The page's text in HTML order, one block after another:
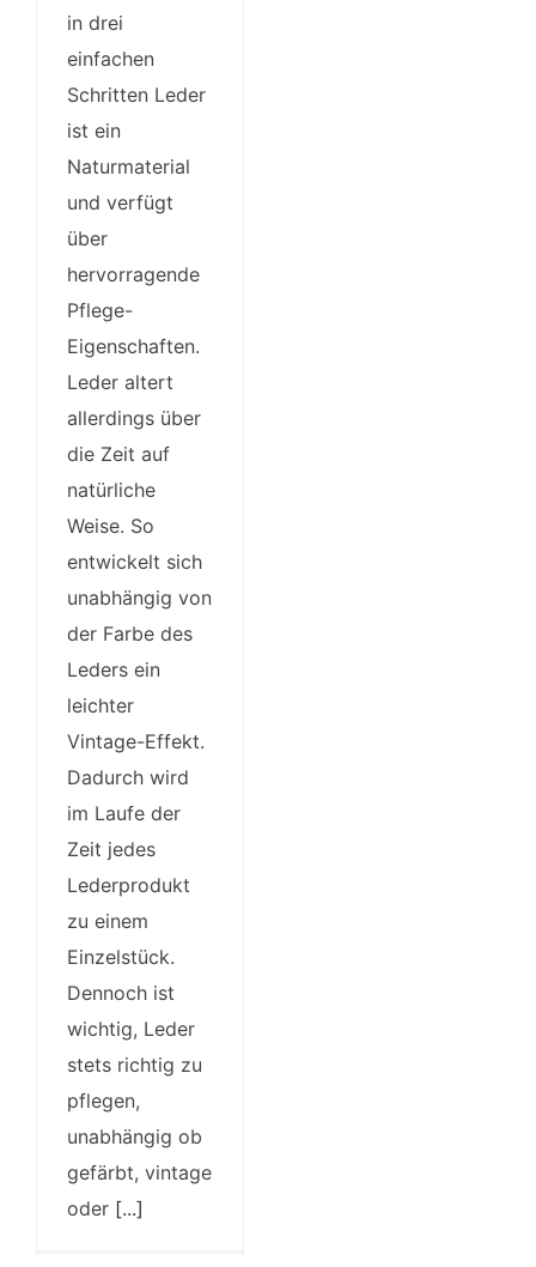
in drei
einfachen
Schritten Leder
ist ein
Naturmaterial
und verfügt
über
hervorragende
Pflege-
Eigenschaften.
Leder altert
allerdings über
die Zeit auf
natürliche
Weise. So
entwickelt sich
unabhängig von
der Farbe des
Leders ein
leichter
Vintage-Effekt.
Dadurch wird
im Laufe der
Zeit jedes
Lederprodukt
zu einem
Einzelstück.
Dennoch ist
wichtig, Leder
stets richtig zu
pflegen,
unabhängig ob
gefärbt, vintage
oder [...]